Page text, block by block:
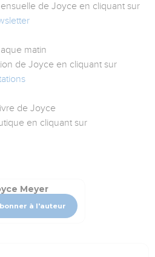
de Joyce en cliquant sur
matin
de Joyce en cliquant sur
de Joyce
en cliquant sur
Meyer
à l'auteur